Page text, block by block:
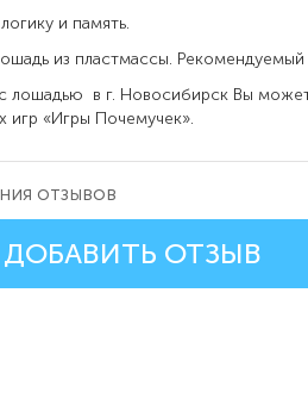
и память.
из пластмассы. Рекомендуемый
лошадью в г. Новосибирск Вы
игр «Игры Почемучек».
отзывов
ДОБАВИТЬ ОТЗЫВ